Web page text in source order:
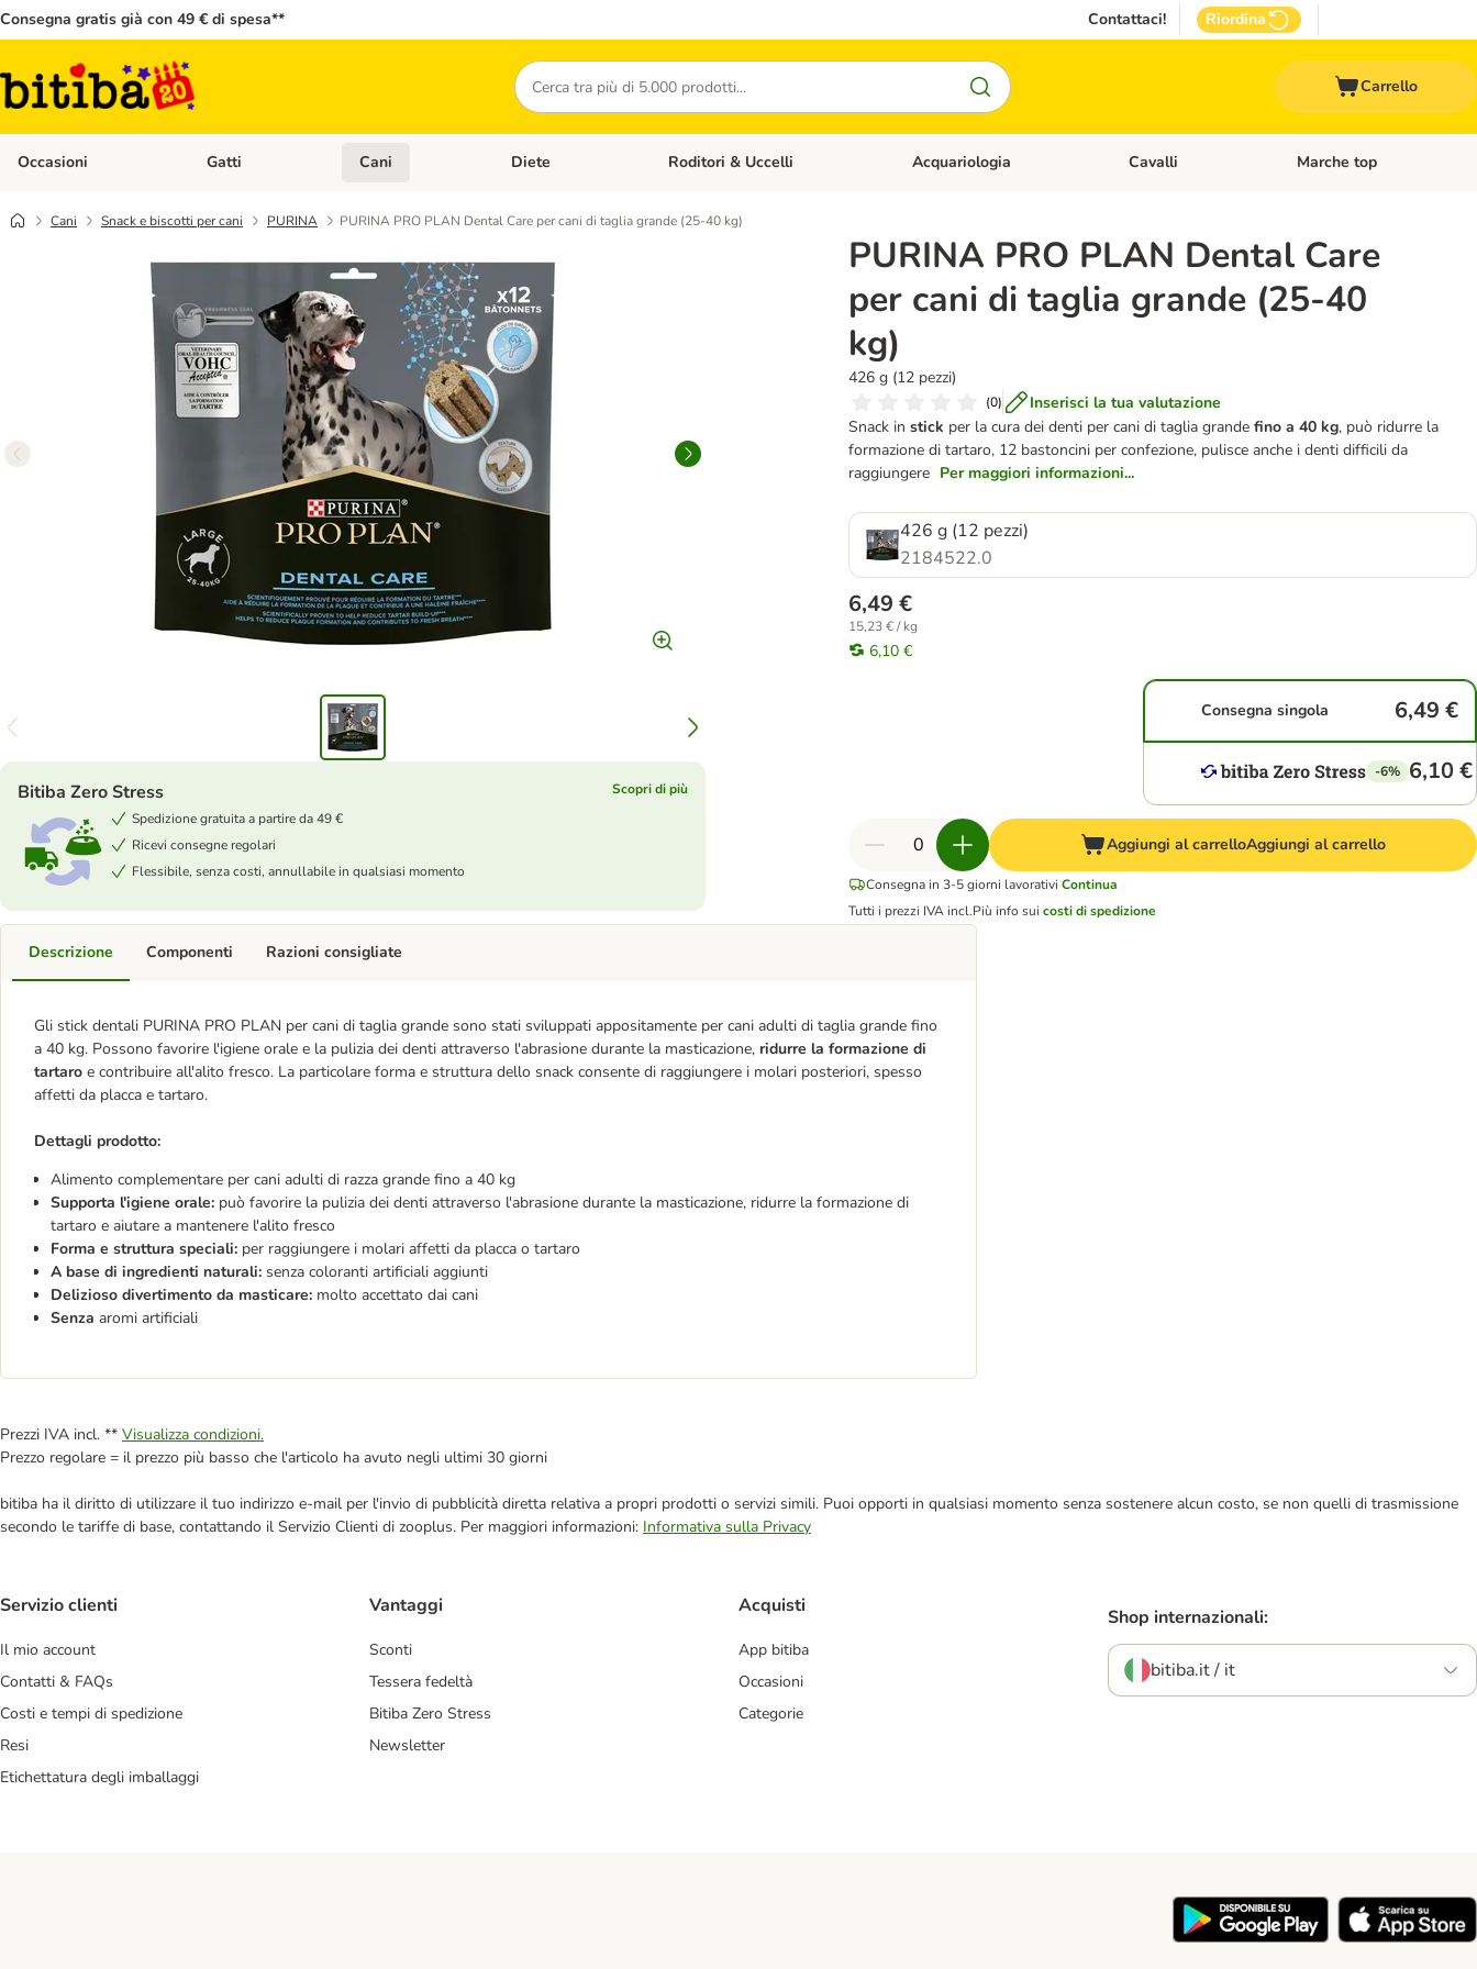
Consegna gratis già con 49 € di spesa** Contattaci! Riordina
Cerca
Carrello
Occasioni Apri Menù Categoria: Occasioni
Gatti Apri Menù Categoria: Gatti
Cani Apri Menù Categoria: Cani
Diete Apri Menù Categoria: Diete
Roditori & Uccelli Apri Menù Categoria: Roditori & Uccelli
Acquariologia Apri Menù Categoria: Acquariologia
Cavalli Apri Menù Categoria: Cavalli
Marche top
Cani Snack e biscotti per cani PURINA PURINA PRO PLAN Dental Care per cani di taglia grande (25-40 kg)
PURINA PRO PLAN Dental Care
per cani di taglia grande (25-40
kg)
426 g (12 pezzi)
(0)
Inserisci la tua valutazione
Snack instick per la cura dei denti per cani di taglia grande fino a 40 kg, può ridurre la
formazione di tartaro, 12 bastoncini per confezione, pulisce anche i denti difficili da
raggiungere Per maggiori informazioni...
Bitiba Zero Stress
Scopri di più
Spedizione gratuita a partire da 49 €
Ricevi consegne regolari
Flessibile, senza costi, annullabile in qualsiasi momento
426 g (12 pezzi)
2184522.0
6,49 €
15,23 € / kg
6,10 €
Consegna singola 6,49 €
-6% 6,10 €
Aggiungi al carrelloAggiungi al carrello
Consegna in 3-5 giorni lavorativi Continua
Tutti i prezzi IVA incl.Più info suicosti di spedizione
Descrizione
Gli stick dentali PURINA PRO PLAN per cani di taglia grande sono stati sviluppati appositamente per cani adulti di taglia grande fino
a 40 kg. Possono favorire l'igiene orale e la pulizia dei denti attraverso l'abrasione durante la masticazione, ridurre la formazione di
tartaro e contribuire all'alito fresco. La particolare forma e struttura dello snack consente di raggiungere i molari posteriori, spesso
affetti da placca e tartaro.
Dettagli prodotto:
Alimento complementare per cani adulti di razza grande fino a 40 kg
Supporta l'igiene orale: può favorire la pulizia dei denti attraverso l'abrasione durante la masticazione, ridurre la formazione di
tartaro e aiutare a mantenere l'alito fresco
Forma e struttura speciali: per raggiungere i molari affetti da placca o tartaro
A base di ingredienti naturali: senza coloranti artificiali aggiunti
Delizioso divertimento da masticare: molto accettato dai cani
Senza aromi artificiali
Componenti Razioni consigliate
Prezzi IVA incl. ** Visualizza condizioni.
Prezzo regolare = il prezzo più basso che l'articolo ha avuto negli ultimi 30 giorni
bitiba ha il diritto di utilizzare il tuo indirizzo e-mail per l'invio di pubblicità diretta relativa a propri prodotti o servizi simili. Puoi opporti in qualsiasi momento senza sostenere alcun costo, se non quelli di trasmissione
secondo le tariffe di base, contattando il Servizio Clienti di zooplus. Per maggiori informazioni: Informativa sulla Privacy
Servizio clienti
Il mio account
Contatti & FAQs
Costi e tempi di spedizione
Resi
Etichettatura degli imballaggi
Vantaggi
Sconti
Tessera fedeltà
Bitiba Zero Stress
Newsletter
Acquisti
App bitiba
Occasioni
Categorie
Shop internazionali:
bitiba.it / it